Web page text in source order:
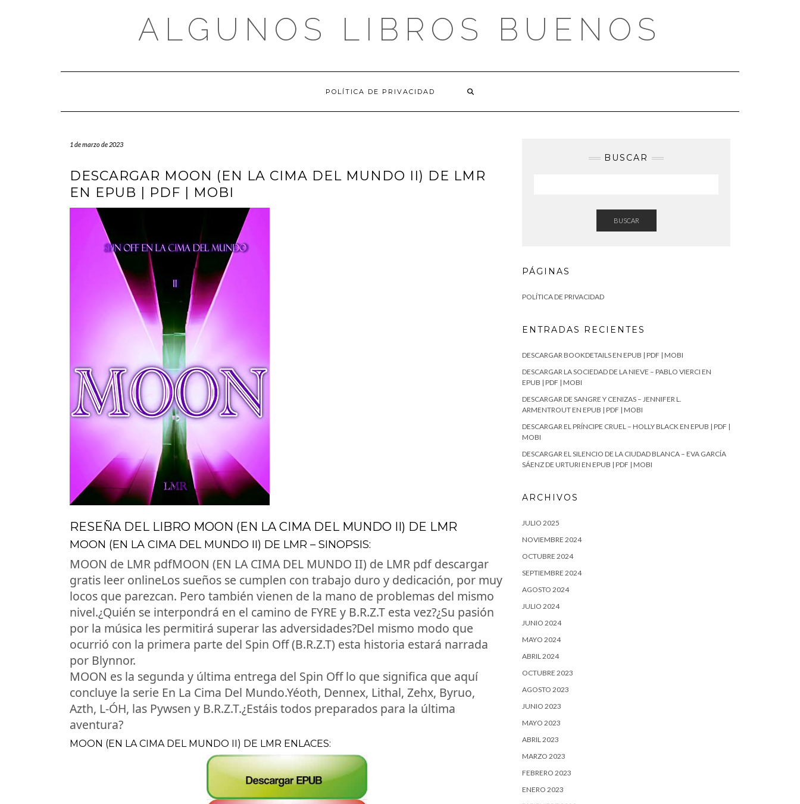
ALGUNOS LIBROS BUENOS
POLÍTICA DE PRIVACIDAD
1 de marzo de 2023
DESCARGAR MOON (EN LA CIMA DEL MUNDO II) DE LMR
EN EPUB | PDF | MOBI
RESEÑA DEL LIBRO MOON (EN LA CIMA DEL MUNDO II) DE LMR
MOON (EN LA CIMA DEL MUNDO II) DE LMR – SINOPSIS:
MOON de LMR pdfMOON (EN LA CIMA DEL MUNDO II) de LMR pdf descargar
gratis leer onlineLos sueños se cumplen con trabajo duro y dedicación, por muy
locos que parezcan. Pero también vienen de la mano de problemas del mismo
nivel.¿Quién se interpondrá en el camino de FYRE y B.R.Z.T esta vez?¿Su pasión
por la música les permitirá superar las adversidades?Del mismo modo que
ocurrió con la primera parte del Spin Off (B.R.Z.T) esta historia estará narrada
por Blynnor.
MOON es la segunda y última entrega del Spin Off lo que significa que aquí
concluye la serie En La Cima Del Mundo.Yéoth, Dennex, Lithal, Zehx, Byruo,
Azth, L-ÓH, las Pywsen y B.R.Z.T.¿Estáis todos preparados para la última
aventura?
MOON (EN LA CIMA DEL MUNDO II) DE LMR ENLACES:
BUSCAR
BUSCAR
PÁGINAS
POLÍTICA DE PRIVACIDAD
ENTRADAS RECIENTES
DESCARGAR BOOKDETAILS EN EPUB | PDF | MOBI
DESCARGAR LA SOCIEDAD DE LA NIEVE – PABLO VIERCI EN
EPUB | PDF | MOBI
DESCARGAR DE SANGRE Y CENIZAS – JENNIFER L.
ARMENTROUT EN EPUB | PDF | MOBI
DESCARGAR EL PRÍNCIPE CRUEL – HOLLY BLACK EN EPUB | PDF |
MOBI
DESCARGAR EL SILENCIO DE LA CIUDAD BLANCA – EVA GARCÍA
SÁENZ DE URTURI EN EPUB | PDF | MOBI
ARCHIVOS
JULIO 2025
NOVIEMBRE 2024
OCTUBRE 2024
SEPTIEMBRE 2024
AGOSTO 2024
JULIO 2024
JUNIO 2024
MAYO 2024
ABRIL 2024
OCTUBRE 2023
AGOSTO 2023
JUNIO 2023
MAYO 2023
ABRIL 2023
MARZO 2023
FEBRERO 2023
ENERO 2023